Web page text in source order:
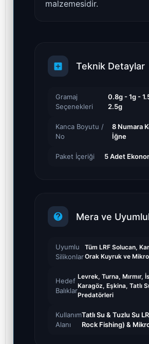
malzemesidir.
Teknik Detaylar
Gramaj
Seçenekleri
0.8g - 1g -
2.5g
Kanca Boyutu /
No
8 Numara
İğne
Paket İçeriği 5 Adet
Mera ve
Uyumlu
Silikonlar
Tüm LRF Solucan,
Orak Kuyruk ve
Hedef
Balıklar
Levrek, Turna, Mırmır,
Karagöz, Eşkina, Tatlı
Predatörleri
Kullanım
Alanı
Tatlı Su & Tuzlu Su
Rock Fishing) &